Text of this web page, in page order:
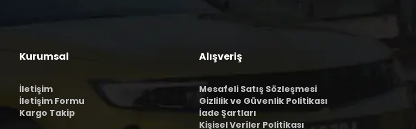
Kurumsal
İletişim
İletişim Formu
Kargo Takip
Alışveriş
Mesafeli Satış Sözleşmesi
Gizlilik ve Güvenlik Politikası
İade Şartları
Kişisel Veriler Politikası